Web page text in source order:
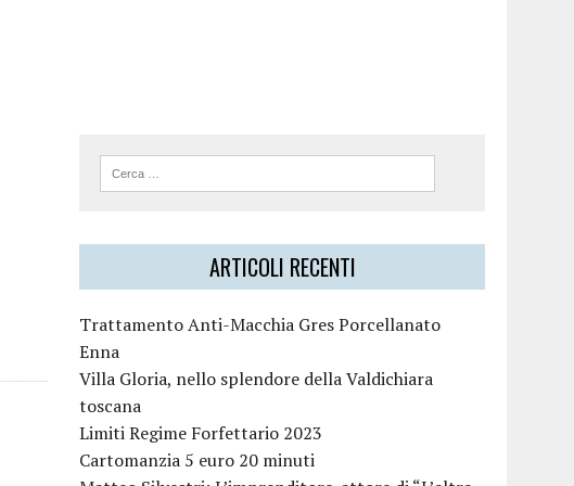
ARTICOLI RECENTI
Trattamento Anti-Macchia Gres Porcellanato
Enna
Villa Gloria, nello splendore della Valdichiara
toscana
Limiti Regime Forfettario 2023
Cartomanzia 5 euro 20 minuti